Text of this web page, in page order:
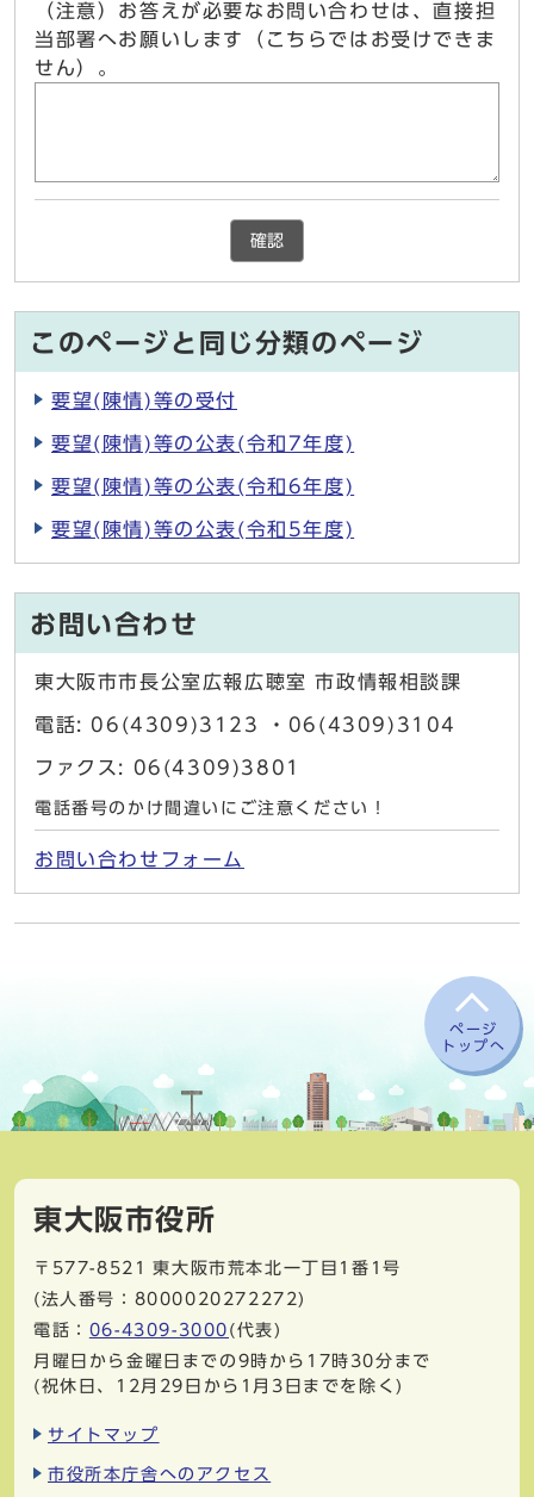
（注意）お答えが必要なお問い合わせは、直接担
当部署へお願いします（こちらではお受けできま
せん）。
確認
このページと同じ分類のページ
要望(陳情)等の受付
要望(陳情)等の公表(令和7年度)
要望(陳情)等の公表(令和6年度)
要望(陳情)等の公表(令和5年度)
お問い合わせ
東大阪市市長公室広報広聴室 市政情報相談課
電話: 06(4309)3123 ・06(4309)3104
ファクス: 06(4309)3801
電話番号のかけ間違いにご注意ください！
お問い合わせフォーム
ページ
トップへ
東大阪市役所
〒577-8521
東大阪市荒本北一丁目1番1号
(法人番号：8000020272272)
電話： 06-4309-3000 (代表)
月曜日から金曜日までの9時から17時30分まで
(祝休日、12月29日から1月3日までを除く)
サイトマップ
市役所本庁舎へのアクセス